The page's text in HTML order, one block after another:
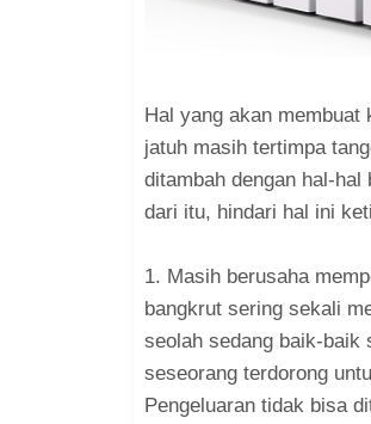
Hal yang akan
jatuh masih tertimpa
ditambah dengan hal-
dari itu, hindari hal ini
1. Masih berusaha
bangkrut sering sekali
seolah sedang baik-baik
seseorang terdorong
Pengeluaran tidak bisa